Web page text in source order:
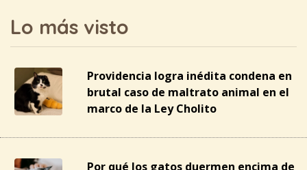
Lo más visto
Providencia logra inédita condena en
brutal caso de maltrato animal en el
marco de la Ley Cholito
Por qué los gatos duermen encima de